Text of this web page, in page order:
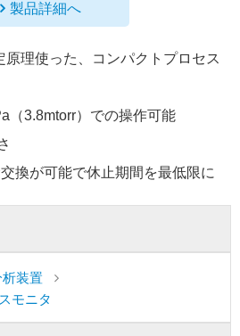
製品詳細へ
原理使った、コンパクトプロセス
（3.8mtorr）での操作可能
換が可能で休止期間を最低限に
析装置
モニタ